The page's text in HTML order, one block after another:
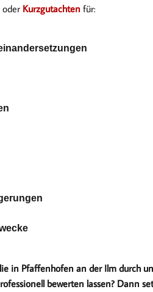
oder Kurzgutachten für:
in Pfaffenhofen an der Ilm durch
bewerten lassen? Dann